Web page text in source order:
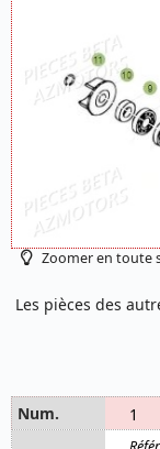
Zoomer en toute
Les pièces des
1